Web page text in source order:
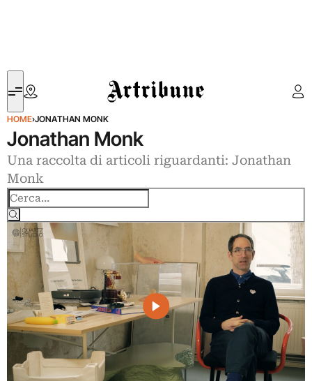
Artribune
HOME›JONATHAN MONK
Jonathan Monk
Una raccolta di articoli riguardanti: Jonathan
Monk
Cerca